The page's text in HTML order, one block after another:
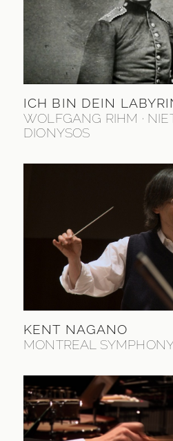
ICH BIN DEIN
WOLFGANG RIHM ·
DIONYSOS
KENT NAGANO
MONTREAL